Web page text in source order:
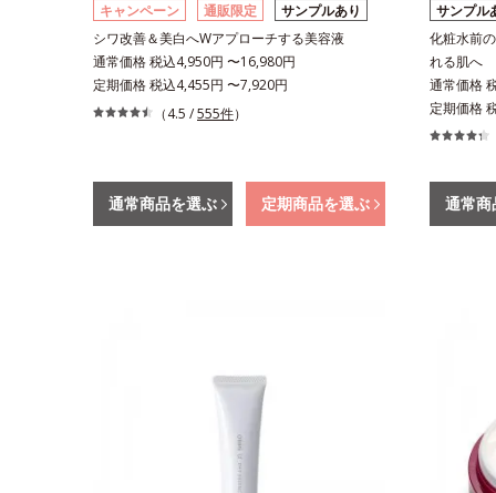
キャンペーン 通販限定
サンプルあり
シワ改善＆美白へWアプローチする美容液
通常価格 税込4,950円 〜16,980円
定期価格 税込4,455円 〜7,920円
（4.5 /555件）
通常商品を選ぶ 定期商品を選ぶ
サンプル
化粧水前
れる肌へ
通常価格
定期価格
通常商